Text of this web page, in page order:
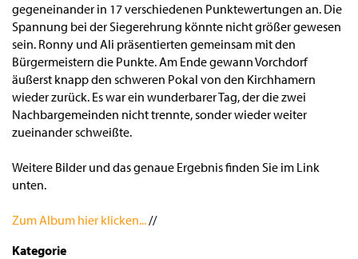
gegeneinander in 17 verschiedenen Punktewertungen an. Die
Spannung bei der Siegerehrung könnte nicht größer gewesen
sein. Ronny und Ali präsentierten gemeinsam mit den
Bürgermeistern die Punkte. Am Ende gewann Vorchdorf
äußerst knapp den schweren Pokal von den Kirchhamern
wieder zurück. Es war ein wunderbarer Tag, der die zwei
Nachbargemeinden nicht trennte, sonder wieder weiter
zueinander schweißte.
Weitere Bilder und das genaue Ergebnis finden Sie im Link
unten.
Zum Album hier klicken...//
Kategorie